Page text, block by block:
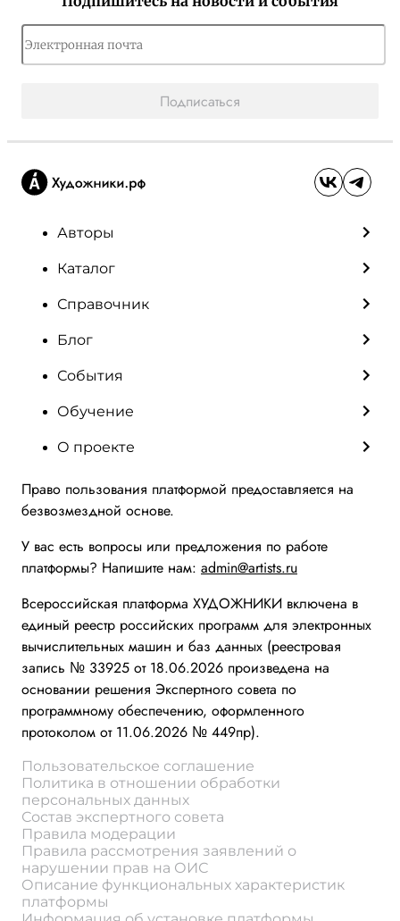
Подписаться
Авторы
Каталог
Справочник
Блог
События
Обучение
О проекте
Право пользования платформой предоставляется на
безвозмездной основе.
У вас есть вопросы или предложения по работе
платформы? Напишите нам: admin@artists.ru
Всероссийская платформа ХУДОЖНИКИ включена в
единый реестр российских программ для электронных
вычислительных машин и баз данных (реестровая
запись № 33925 от 18.06.2026 произведена на
основании решения Экспертного совета по
программному обеспечению, оформленного
протоколом от 11.06.2026 № 449пр).
Пользовательское соглашение
Политика в отношении обработки
персональных данных
Состав экспертного совета
Правила модерации
Правила рассмотрения заявлений о
нарушении прав на ОИС
Описание функциональных характеристик
платформы